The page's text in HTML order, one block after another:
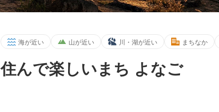
鳥取県への移住体験ツアー
たちづくる大人達
海が近い 山が近い 川・湖が近い まちなか
住んで楽しいまち よなご